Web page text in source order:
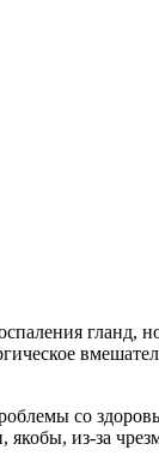
гланд,
со
якобы, из-за